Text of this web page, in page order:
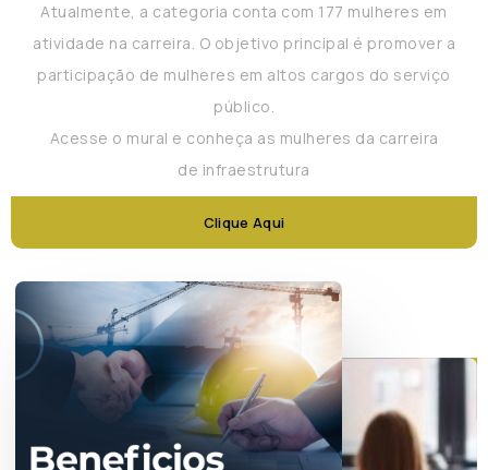
Atualmente, a categoria conta com 177 mulheres em
atividade na carreira. O objetivo principal é promover a
participação de mulheres em altos cargos do serviço
público.
Acesse o mural e conheça as mulheres da carreira
de infraestrutura
Clique Aqui